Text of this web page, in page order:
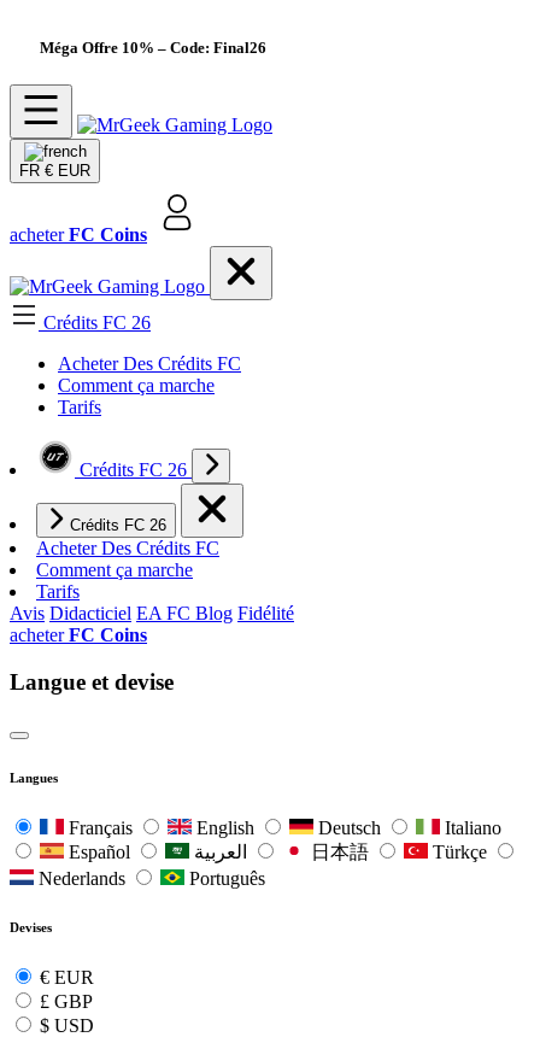
Méga Offre 10% – Code: Final26
FR € EUR
acheterFC Coins
Crédits FC 26
Acheter Des Crédits FC
Comment ça marche
Tarifs
Crédits FC 26
Crédits FC 26
Acheter Des Crédits FC
Comment ça marche
Tarifs
Avis Didacticiel EA FC Blog Fidélité
acheterFC Coins
Langue et devise
Langues
Français English Deutsch
Italiano
Español
日本語
Türkçe
Nederlands
Português
Devises
€ EUR
£ GBP
$ USD